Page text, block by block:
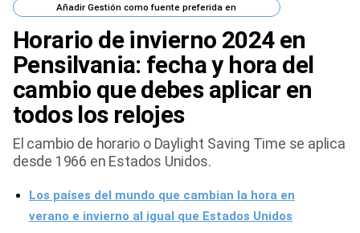
Mi Bolsillo
Respuestas
Gente
Tendencias Mix
Sports
AñadirGestión como fuente preferida en
Horario de invierno 2024 en
Pensilvania: fecha y hora del
cambio que debes aplicar en
todos los relojes
El cambio de horario o Daylight Saving Time se aplica
desde 1966 en Estados Unidos.
Los países del mundo que cambian la hora en
verano e invierno al igual que Estados Unidos